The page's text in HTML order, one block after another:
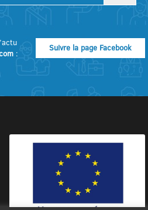
:
Suivre la page Facebook